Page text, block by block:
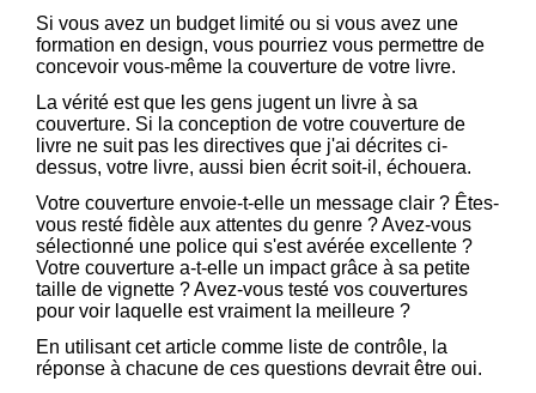
Si vous avez un budget limité ou si vous avez une
formation en design, vous pourriez vous permettre de
concevoir vous-même la couverture de votre livre.
La vérité est que les gens jugent un livre à sa
couverture. Si la conception de votre couverture de
livre ne suit pas les directives que j'ai décrites ci-
dessus, votre livre, aussi bien écrit soit-il, échouera.
Votre couverture envoie-t-elle un message clair ? Êtes-
vous resté fidèle aux attentes du genre ? Avez-vous
sélectionné une police qui s'est avérée excellente ?
Votre couverture a-t-elle un impact grâce à sa petite
taille de vignette ? Avez-vous testé vos couvertures
pour voir laquelle est vraiment la meilleure ?
En utilisant cet article comme liste de contrôle, la
réponse à chacune de ces questions devrait être oui.